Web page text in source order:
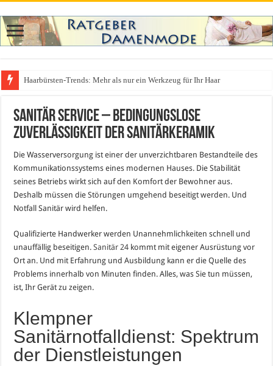
Haarbürsten-Trends: Mehr als nur ein Werkzeug für Ihr Haar
Sanitär Service – bedingungslose
Zuverlässigkeit der Sanitärkeramik
Die Wasserversorgung ist einer der unverzichtbaren Bestandteile des
Kommunikationssystems eines modernen Hauses. Die Stabilität
seines Betriebs wirkt sich auf den Komfort der Bewohner aus.
Deshalb müssen die Störungen umgehend beseitigt werden. Und
Notfall Sanitär wird helfen.
Qualifizierte Handwerker werden Unannehmlichkeiten schnell und
unauffällig beseitigen.Sanitär 24 kommt mit eigener Ausrüstung vor
Ort an. Und mit Erfahrung und Ausbildung kann er die Quelle des
Problems innerhalb von Minuten finden. Alles, was Sie tun müssen,
ist, Ihr Gerät zu zeigen.
Klempner
Sanitärnotfalldienst: Spektrum
der Dienstleistungen